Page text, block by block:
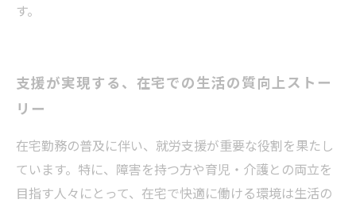
す。
支援が実現する、在宅での生活の質向上ストー
リー
在宅勤務の普及に伴い、就労支援が重要な役割を果たし
ています。特に、障害を持つ方や育児・介護との両立を
目指す人々にとって、在宅で快適に働ける環境は生活の